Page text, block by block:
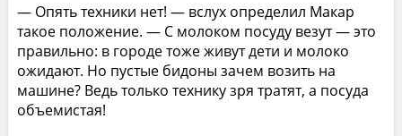
— Опять техники нет! — вслух определил Макар
такое положение. — С молоком посуду везут — это
правильно: в городе тоже живут дети и молоко
ожидают. Но пустые бидоны зачем возить на
машине? Ведь только технику зря тратят, а посуда
объемистая!